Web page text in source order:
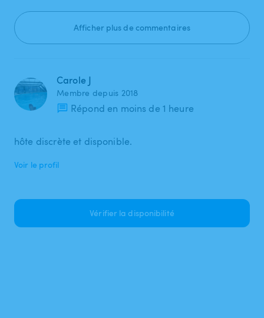
Afficher plus de commentaires
Carole J
Membre depuis 2018
Répond en moins de 1 heure
hôte discrète et disponible.
Voir le profil
Vérifier la disponibilité